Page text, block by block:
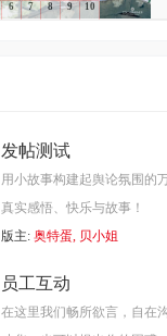
6 7 8 9 10
发帖测试
用小故事构建起舆论氛围的
真实感悟、快乐与故事！
版主: 奥特蛋, 贝小姐
员工互动
在这里我们畅所欲言，自在